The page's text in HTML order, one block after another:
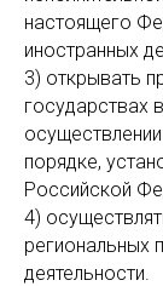
настоящего
иностранных
3) открывать
государствах
порядке,
Российской
4)
региональных
деятельности.